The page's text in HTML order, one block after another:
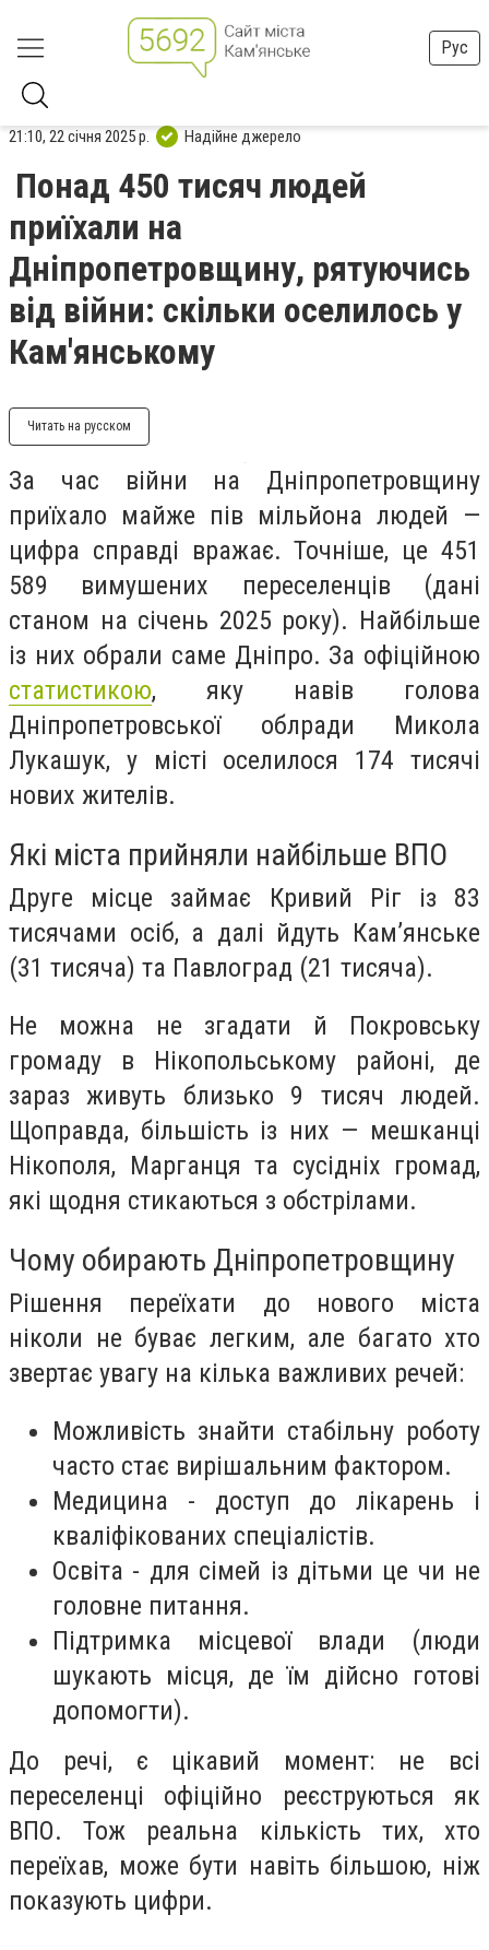
Рус
21:10, 22 січня 2025 р. Надійне джерело
Понад 450 тисяч людей
приїхали на
Дніпропетровщину, рятуючись
від війни: скільки оселилось у
Кам'янському
Читать на русском
За час війни на Дніпропетровщину
приїхало майже пів мільйона людей —
цифра справді вражає. Точніше, це 451
589 вимушених переселенців (дані
станом на січень 2025 року). Найбільше
із них обрали саме Дніпро. За офіційною
статистикою, яку навів голова
Дніпропетровської облради Микола
Лукашук, у місті оселилося 174 тисячі
нових жителів.
Які міста прийняли найбільше ВПО
Друге місце займає Кривий Ріг із 83
тисячами осіб, а далі йдуть Кам’янське
(31 тисяча) та Павлоград (21 тисяча).
Не можна не згадати й Покровську
громаду в Нікопольському районі, де
зараз живуть близько 9 тисяч людей.
Щоправда, більшість із них — мешканці
Нікополя, Марганця та сусідніх громад,
які щодня стикаються з обстрілами.
Чому обирають Дніпропетровщину
Рішення переїхати до нового міста
ніколи не буває легким, але багато хто
звертає увагу на кілька важливих речей:
Можливість знайти стабільну роботу
часто стає вирішальним фактором.
Медицина - доступ до лікарень і
кваліфікованих спеціалістів.
Освіта - для сімей із дітьми це чи не
головне питання.
Підтримка місцевої влади (люди
шукають місця, де їм дійсно готові
допомогти).
До речі, є цікавий момент: не всі
переселенці офіційно реєструються як
ВПО. Тож реальна кількість тих, хто
переїхав, може бути навіть більшою, ніж
показують цифри.